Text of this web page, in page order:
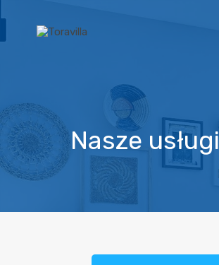
Nasze usługi